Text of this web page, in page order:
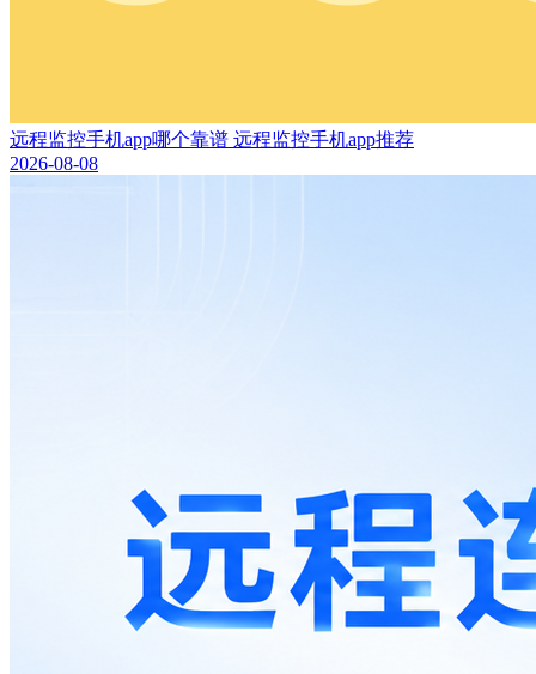
远程监控手机app哪个靠谱 远程监控手机app推荐
2026-08-08